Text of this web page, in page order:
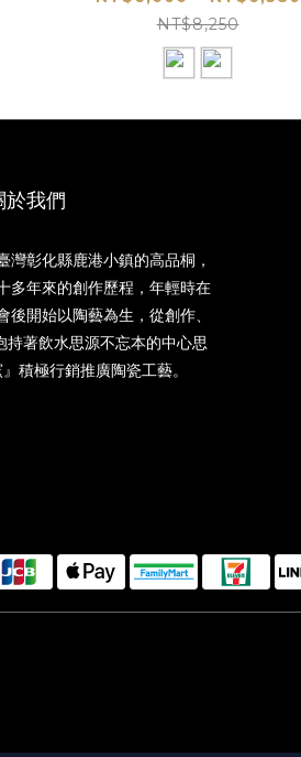
NT$8,250
於我們
灣彰化縣鹿港小鎮的高品桐，
多年來的創作歷程，年輕時在
開始以陶藝為生，從創作、
著飲水思源不忘本的中心思
積極行銷推廣陶瓷工藝。